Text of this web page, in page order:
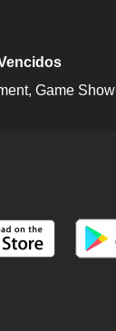
Game Show